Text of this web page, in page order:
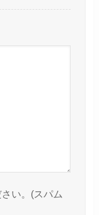
い。(スパム